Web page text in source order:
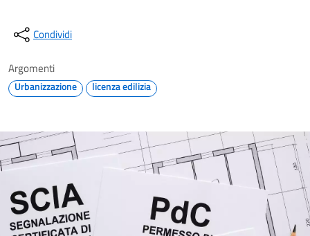
Condividi
Argomenti
Urbanizzazione licenza edilizia